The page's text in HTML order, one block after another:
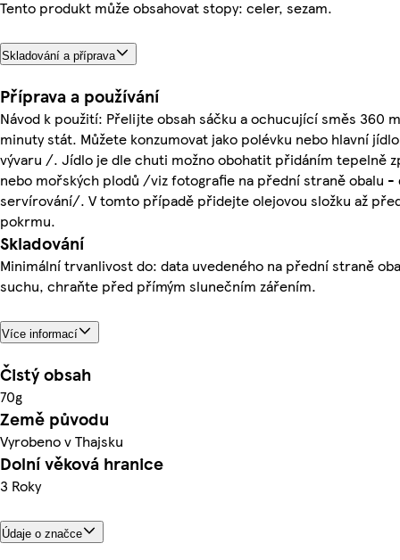
Tento produkt může obsahovat stopy: celer, sezam.
Skladování a příprava
Příprava a používání
Návod k použití: Přelijte obsah sáčku a ochucující směs 360
minuty stát. Můžete konzumovat jako polévku nebo hlavní
vývaru /. Jídlo je dle chuti možno obohatit přidáním tepelně
nebo mořských plodů /viz fotografie na přední straně obalu -
servírování/. V tomto případě přidejte olejovou složku až
pokrmu.
Skladování
Minimální trvanlivost do: data uvedeného na přední straně
suchu, chraňte před přímým slunečním zářením.
Více informací
Čistý obsah
70g
Země původu
Vyrobeno v Thajsku
Dolní věková hranice
3 Roky
Údaje o značce